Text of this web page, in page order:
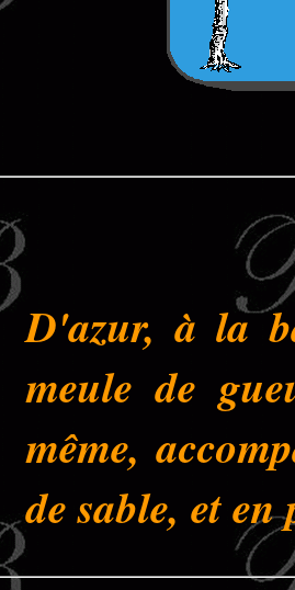
D'azur, à la
meule de
même,
de sable, et